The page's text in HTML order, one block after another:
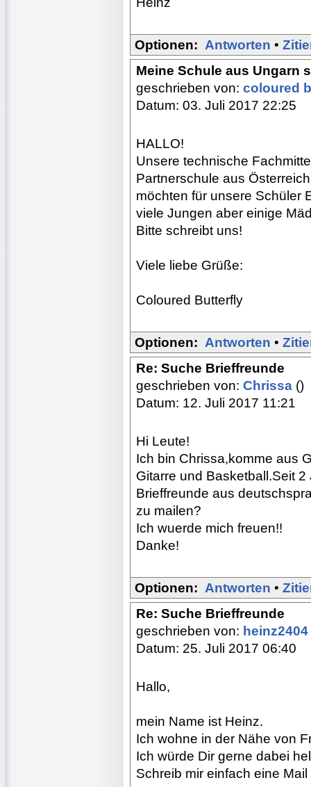
Optionen: Antworten •
Meine Schule aus Ungarn
geschrieben von: coloured
Datum: 03. Juli 2017 22:25
HALLO!
Unsere technische
Partnerschule aus
möchten für unsere Schüler
viele Jungen aber einige
Bitte schreibt uns!
Viele liebe Grüße:
Coloured Butterfly
Optionen: Antworten •
Re: Suche Brieffreunde
geschrieben von: Chrissa ()
Datum: 12. Juli 2017 11:21
Hi Leute!
Ich bin Chrissa,komme aus
Gitarre und Basketball.Seit
Brieffreunde aus
zu mailen?
Ich wuerde mich freuen!!
Danke!
Optionen: Antworten •
Re: Suche Brieffreunde
geschrieben von: heinz2404
Datum: 25. Juli 2017 06:40
Hallo,
mein Name ist Heinz.
Ich wohne in der Nähe von
Ich würde Dir gerne dabei
Schreib mir einfach eine